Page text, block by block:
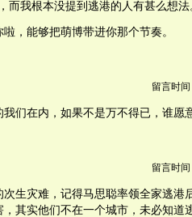
而我根本没提到逃港的人有甚么想法
，能够把萌博带进你那个节奏。
留言时间
们在内，如果不是万不得已，谁愿
留言时间
生灾难，记得马思聪率领全家逃港
其实他们不在一个城市，未必知道